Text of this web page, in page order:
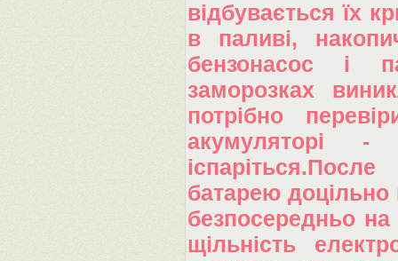
відбувається їх
в паливі,
бензонасос і
заморозках
потрібно
акумуляторі
батарею
безпосередньо на
щільність